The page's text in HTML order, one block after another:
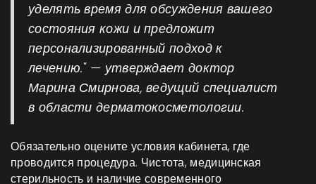
уделять время для обсуждения вашего
состояния кожи и предложит
персонализированный подход к
лечению." — утверждает доктор
Марина Смирнова, ведущий специалист
в области дерматокосметологии.
Обязательно оцените условия кабинета, где
проводится процедура. Чистота, медицинская
стерильность и наличие современного